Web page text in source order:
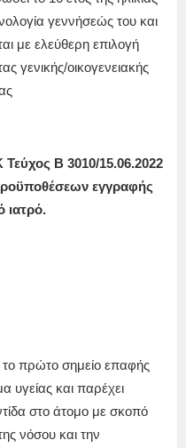
γεννήσεώς του και
με ελεύθερη επιλογή
γενικής/οικογενειακής
Β 3010/15.06.2022
εγγραφής
ιατρό.
πρώτο σημείο επαφής
υγείας και παρέχει
στο άτομο με σκοπό
νόσου και την